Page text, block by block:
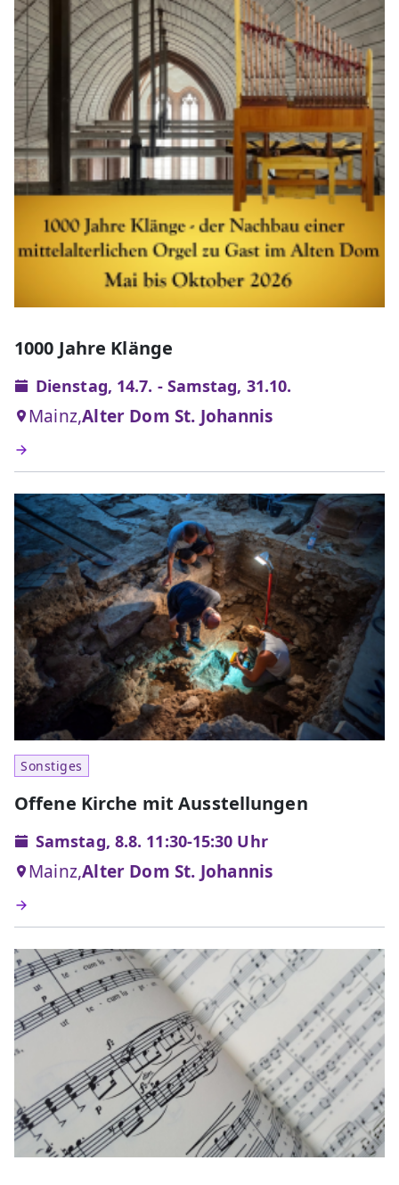
1000 Jahre Klänge
Dienstag, 14.7. - Samstag, 31.10.
Mainz,Alter Dom St. Johannis
Sonstiges
Offene Kirche mit Ausstellungen
Samstag, 8.8. 11:30-15:30 Uhr
Mainz,Alter Dom St. Johannis